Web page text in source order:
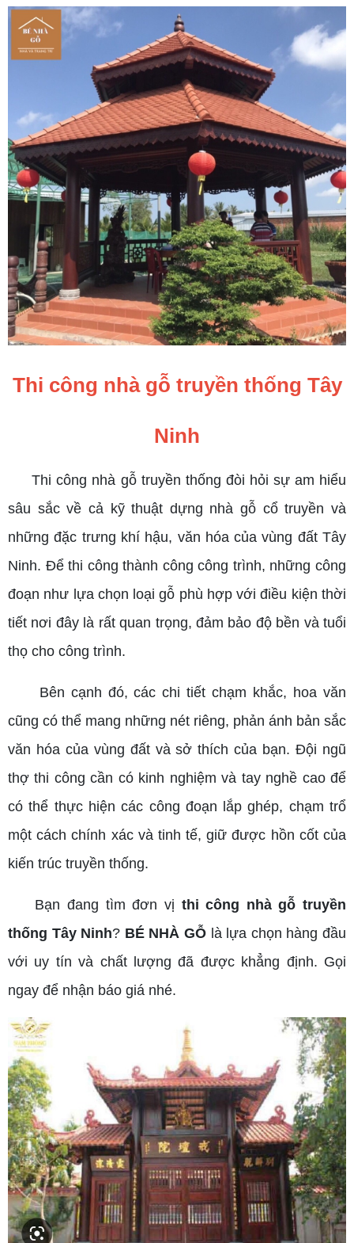
Thi công nhà gỗ truyền thống Tây
Ninh
Thi công nhà gỗ truyền thống đòi hỏi sự am hiểu
sâu sắc về cả kỹ thuật dựng nhà gỗ cổ truyền và
những đặc trưng khí hậu, văn hóa của vùng đất Tây
Ninh. Để thi công thành công công trình, những công
đoạn như lựa chọn loại gỗ phù hợp với điều kiện thời
tiết nơi đây là rất quan trọng, đảm bảo độ bền và tuổi
thọ cho công trình.
Bên cạnh đó, các chi tiết chạm khắc, hoa văn
cũng có thể mang những nét riêng, phản ánh bản sắc
văn hóa của vùng đất và sở thích của bạn. Đội ngũ
thợ thi công cần có kinh nghiệm và tay nghề cao để
có thể thực hiện các công đoạn lắp ghép, chạm trổ
một cách chính xác và tinh tế, giữ được hồn cốt của
kiến trúc truyền thống.
Bạn đang tìm đơn vị thi công nhà gỗ truyền
thống Tây Ninh? BÉ NHÀ GỖ là lựa chọn hàng đầu
với uy tín và chất lượng đã được khẳng định. Gọi
ngay để nhận báo giá nhé.